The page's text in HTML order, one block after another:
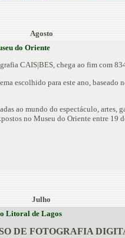
Agosto
do Oriente
CAIS|BES, chega ao fim com
escolhido para este ano,
ao mundo do espectáculo, artes,
no Museu do Oriente entre 19
Julho
Litoral de Lagos
DE FOTOGRAFIA